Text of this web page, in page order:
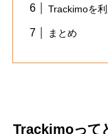
Trackimoを
まとめ
Trackimoって